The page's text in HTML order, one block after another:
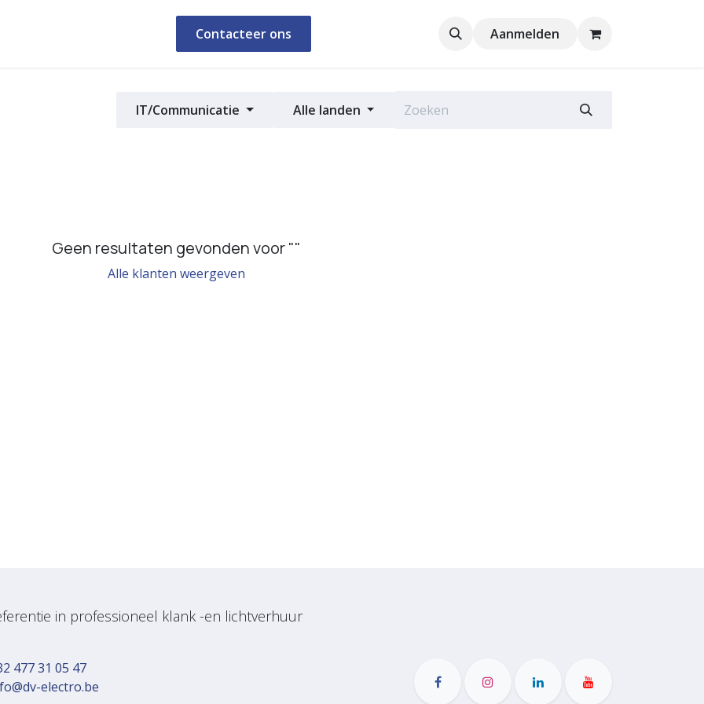
Contacteer ons Aanmelden
IT/Communicatie Alle landen
Geen resultaten gevonden voor ""
Alle klanten weergeven
in professioneel klank -en lichtverhuur
477 31 05 47
electro.be